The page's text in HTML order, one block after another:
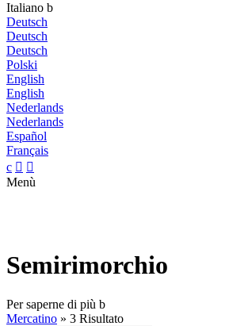
Italiano b
Deutsch
Deutsch
Deutsch
Polski
English
English
Nederlands
Nederlands
Español
Français
c  
Menù
Semirimorchio
Per saperne di più b
Mercatino » 3 Risultato